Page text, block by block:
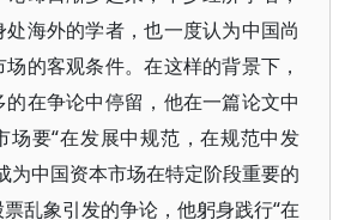
海外的学者，也一度认为中国尚
的客观条件。在这样的背景下，
在争论中停留，他在一篇论文中
场要“在发展中规范，在规范中发
为中国资本市场在特定阶段重要的
乱象引发的争论，他躬身践行“在